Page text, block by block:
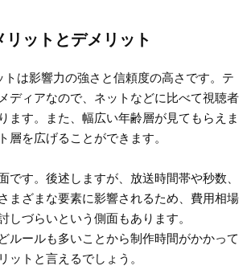
ットとデメリット
は影響力の強さと信頼度の高さです。テ
ディアなので、ネットなどに比べて視聴者
ます。また、幅広い年齢層が見てもらえま
層を広げることができます。
です。後述しますが、放送時間帯や秒数、
まざまな要素に影響されるため、費用相場
しづらいという側面もあります。
ルールも多いことから制作時間がかかって
ットと言えるでしょう。